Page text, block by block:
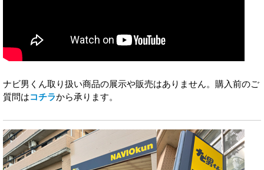
ナビ男くん取り扱い商品の展示や販売はありません。購入前のご
質問はコチラから承ります。